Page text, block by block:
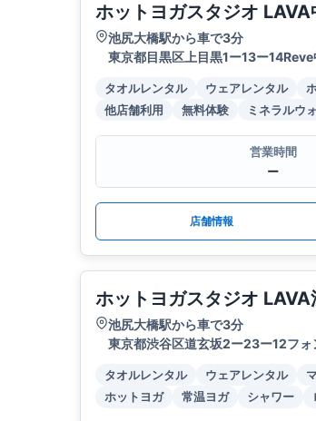
ホットヨガスタジオ LAVA
池尻大橋駅から車で3分
東京都目黒区上目黒1ー13ー14Reve
タオルレンタル ウェアレンタル
他店舗利用
無料体験 ミネラルウ
営業時間
ー
店舗情報
ホットヨガスタジオ LAVA
池尻大橋駅から車で3分
東京都渋谷区道玄坂2ー23ー12フ
タオルレンタル ウェアレンタル
ホットヨガ
常温ヨガ シャワー